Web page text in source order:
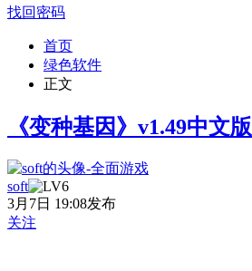
找回密码
首页
绿色软件
正文
《变种基因》v1.49中文版
soft
3月7日 19:08发布
关注